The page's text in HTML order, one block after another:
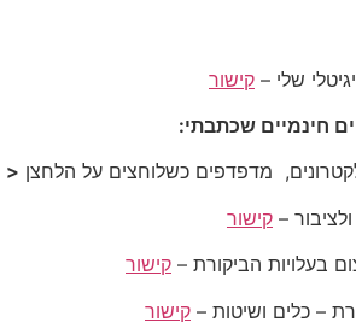
שלי – קישור
חינמיים שכתבתי:
מדפדפים כשלוחצים על הלחצן <
– קישור
בעלויות הביקורת – קישור
– כלים ושיטות – קישור